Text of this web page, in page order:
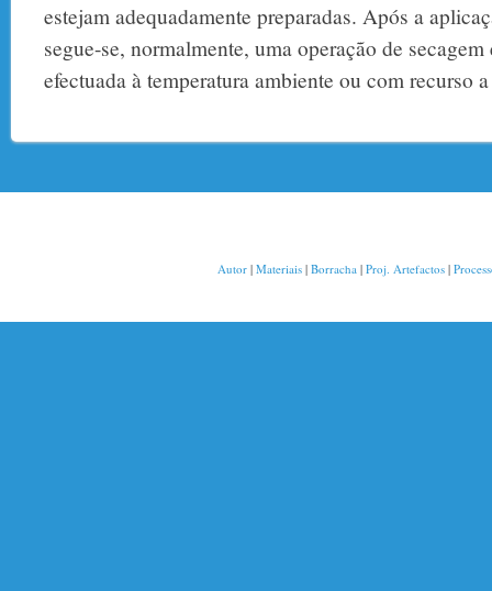
estejam adequadamente preparadas. Após a
segue-se, normalmente, uma operação de
efectuada à temperatura ambiente ou com recurso
Autor |Materiais |Borracha |Proj. Artefactos|